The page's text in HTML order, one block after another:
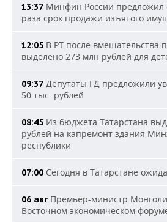
13:37 Минфин России предложил
раза срок продажи изъятого
12:05 В РТ после вмешательства
выделено 273 млн рублей для
09:37 Депутаты ГД предложили
50 тыс. рублей
08:45 Из бюджета Татарстана
рублей на капремонт здания
республики
07:00 Сегодня в Татарстане
06 авг Премьер-министр
Восточном экономическом